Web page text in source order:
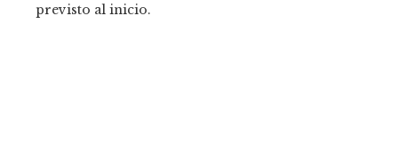
previsto al inicio.